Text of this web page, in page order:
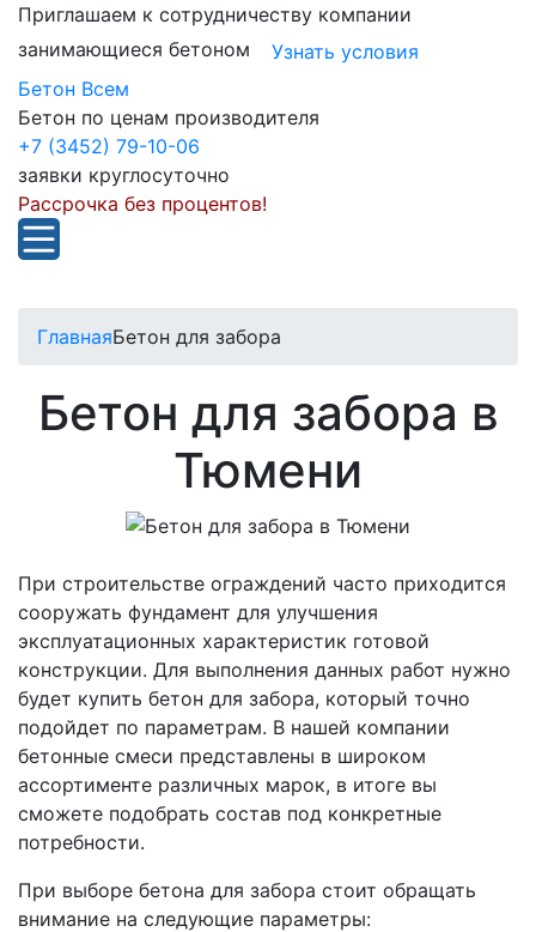
Приглашаем к сотрудничеству компании
занимающиеся бетоном
Узнать условия
Бетон Всем
Бетон по ценам производителя
+7 (3452) 79-10-06
заявки круглосуточно
Рассрочка без процентов!
ГлавнаяБетон для забора
Бетон для забора в
Тюмени
При строительстве ограждений часто приходится
сооружать фундамент для улучшения
эксплуатационных характеристик готовой
конструкции. Для выполнения данных работ нужно
будет купить бетон для забора, который точно
подойдет по параметрам. В нашей компании
бетонные смеси представлены в широком
ассортименте различных марок, в итоге вы
сможете подобрать состав под конкретные
потребности.
При выборе бетона для забора стоит обращать
внимание на следующие параметры: